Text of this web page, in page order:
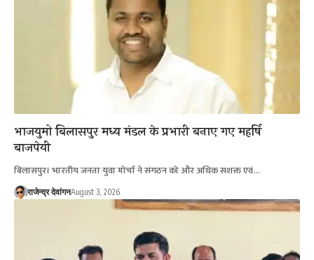
भाजयुमो बिलासपुर मध्य मंडल के प्रभारी बनाए गए महर्षि
बाजपेयी
बिलासपुर। भारतीय जनता युवा मोर्चा ने संगठन को और अधिक सशक्त एवं…
राजेन्द्र देवांगनAugust 3, 2026